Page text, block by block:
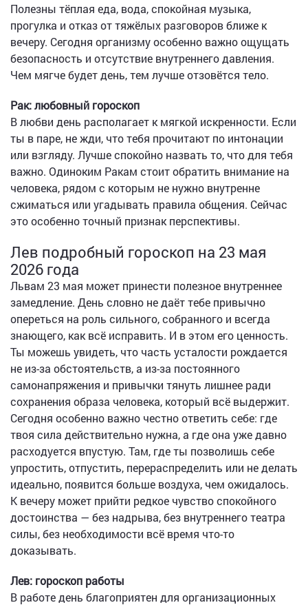
Полезны тёплая еда, вода, спокойная музыка,
прогулка и отказ от тяжёлых разговоров ближе к
вечеру. Сегодня организму особенно важно ощущать
безопасность и отсутствие внутреннего давления.
Чем мягче будет день, тем лучше отзовётся тело.
Рак: любовный гороскоп
В любви день располагает к мягкой искренности. Если
ты в паре, не жди, что тебя прочитают по интонации
или взгляду. Лучше спокойно назвать то, что для тебя
важно. Одиноким Ракам стоит обратить внимание на
человека, рядом с которым не нужно внутренне
сжиматься или угадывать правила общения. Сейчас
это особенно точный признак перспективы.
Лев подробный гороскоп на 23 мая
2026 года
Львам 23 мая может принести полезное внутреннее
замедление. День словно не даёт тебе привычно
опереться на роль сильного, собранного и всегда
знающего, как всё исправить. И в этом его ценность.
Ты можешь увидеть, что часть усталости рождается
не из-за обстоятельств, а из-за постоянного
самонапряжения и привычки тянуть лишнее ради
сохранения образа человека, который всё выдержит.
Сегодня особенно важно честно ответить себе: где
твоя сила действительно нужна, а где она уже давно
расходуется впустую. Там, где ты позволишь себе
упростить, отпустить, перераспределить или не делать
идеально, появится больше воздуха, чем ожидалось.
К вечеру может прийти редкое чувство спокойного
достоинства — без надрыва, без внутреннего театра
силы, без необходимости всё время что-то
доказывать.
Лев: гороскоп работы
В работе день благоприятен для организационных